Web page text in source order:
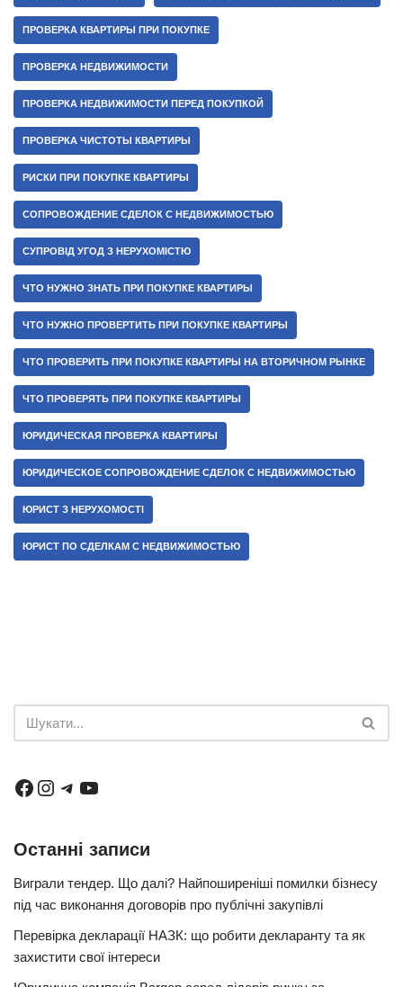
ПРОВЕРКА КВАРТИРЫ ПРИ ПОКУПКЕ
ПРОВЕРКА НЕДВИЖИМОСТИ
ПРОВЕРКА НЕДВИЖИМОСТИ ПЕРЕД ПОКУПКОЙ
ПРОВЕРКА ЧИСТОТЫ КВАРТИРЫ
РИСКИ ПРИ ПОКУПКЕ КВАРТИРЫ
СОПРОВОЖДЕНИЕ СДЕЛОК С НЕДВИЖИМОСТЬЮ
СУПРОВІД УГОД З НЕРУХОМІСТЮ
ЧТО НУЖНО ЗНАТЬ ПРИ ПОКУПКЕ КВАРТИРЫ
ЧТО НУЖНО ПРОВЕРТИТЬ ПРИ ПОКУПКЕ КВАРТИРЫ
ЧТО ПРОВЕРИТЬ ПРИ ПОКУПКЕ КВАРТИРЫ НА ВТОРИЧНОМ РЫНКЕ
ЧТО ПРОВЕРЯТЬ ПРИ ПОКУПКЕ КВАРТИРЫ
ЮРИДИЧЕСКАЯ ПРОВЕРКА КВАРТИРЫ
ЮРИДИЧЕСКОЕ СОПРОВОЖДЕНИЕ СДЕЛОК С НЕДВИЖИМОСТЬЮ
ЮРИСТ З НЕРУХОМОСТІ
ЮРИСТ ПО СДЕЛКАМ С НЕДВИЖИМОСТЬЮ
Останні записи
Виграли тендер. Що далі? Найпоширеніші помилки бізнесу
під час виконання договорів про публічні закупівлі
Перевірка декларації НАЗК: що робити декларанту та як
захистити свої інтереси